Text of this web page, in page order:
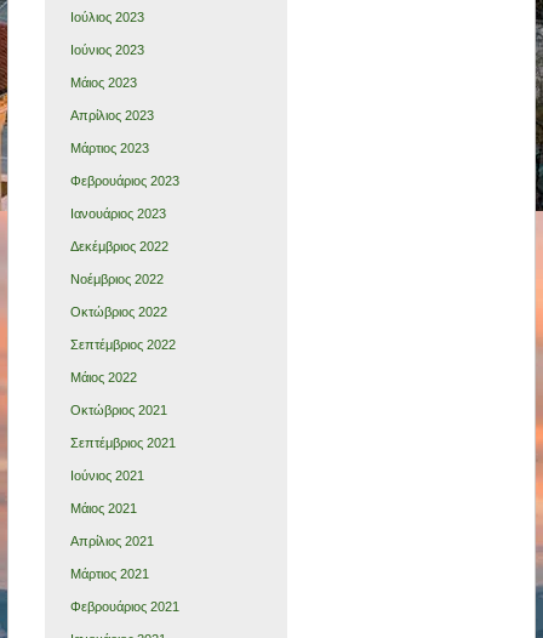
Ιούλιος 2023
Ιούνιος 2023
Μάιος 2023
Απρίλιος 2023
Μάρτιος 2023
Φεβρουάριος 2023
Ιανουάριος 2023
Δεκέμβριος 2022
Νοέμβριος 2022
Οκτώβριος 2022
Σεπτέμβριος 2022
Μάιος 2022
Οκτώβριος 2021
Σεπτέμβριος 2021
Ιούνιος 2021
Μάιος 2021
Απρίλιος 2021
Μάρτιος 2021
Φεβρουάριος 2021